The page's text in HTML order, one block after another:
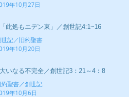
年10月27日
此処もエデン東」／創世記4:1~16
世記／旧約聖書
年10月20日
いなる不完全／創世記3：21～4：8
約聖書／創世記
年10月6日